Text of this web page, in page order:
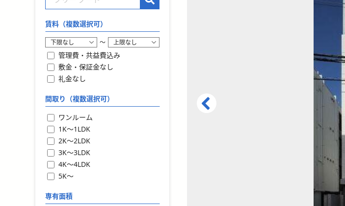
賃料（複数選択可）
〜
管理費・共益費込み
敷金・保証金なし
礼金なし
間取り（複数選択可）
ワンルーム
1K〜1LDK
2K〜2LDK
3K〜3LDK
4K〜4LDK
5K〜
専有面積